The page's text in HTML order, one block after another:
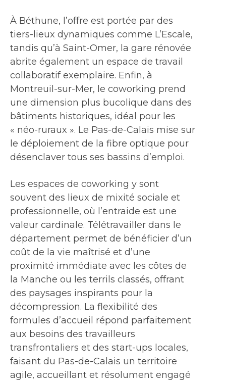
À Béthune, l’offre est portée par des
tiers-lieux dynamiques comme L’Escale,
tandis qu’à Saint-Omer, la gare rénovée
abrite également un espace de travail
collaboratif exemplaire. Enfin, à
Montreuil-sur-Mer, le coworking prend
une dimension plus bucolique dans des
bâtiments historiques, idéal pour les
« néo-ruraux ». Le Pas-de-Calais mise sur
le déploiement de la fibre optique pour
désenclaver tous ses bassins d’emploi.
Les espaces de coworking y sont
souvent des lieux de mixité sociale et
professionnelle, où l’entraide est une
valeur cardinale. Télétravailler dans le
département permet de bénéficier d’un
coût de la vie maîtrisé et d’une
proximité immédiate avec les côtes de
la Manche ou les terrils classés, offrant
des paysages inspirants pour la
décompression. La flexibilité des
formules d’accueil répond parfaitement
aux besoins des travailleurs
transfrontaliers et des start-ups locales,
faisant du Pas-de-Calais un territoire
agile, accueillant et résolument engagé